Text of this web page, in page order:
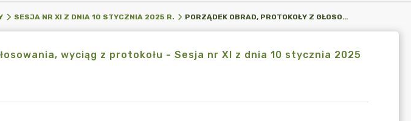
SESJA NR XI Z DNIA 10 STYCZNIA 2025 R. PORZĄDEK OBRAD, PROTOKOŁY Z GŁOSOWANIA, WYCIĄG Z PROTOKOŁU - SESJA NR XI Z DNIA 10 STYCZNIA 2025 R.
wyciąg z protokołu - Sesja nr XI z dnia 10 stycznia 2025